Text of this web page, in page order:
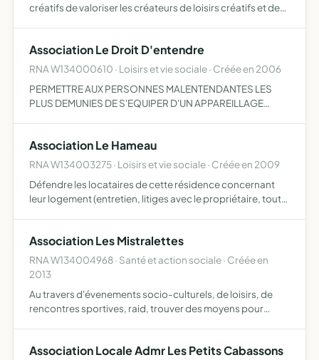
créatifs de valoriser les créateurs de loisirs créatifs et de
Association Le Droit D'entendre
RNA W134000610 · Loisirs et vie sociale · Créée en 2006
PERMETTRE AUX PERSONNES MALENTENDANTES LES
PLUS DEMUNIES DE S'EQUIPER D'UN APPAREILLAGE
MAINTENANCE TECHNIQUE DES APPAREILS COLLECTES
DISTRIBU…
Association Le Hameau
RNA W134003275 · Loisirs et vie sociale · Créée en 2009
Défendre les locataires de cette résidence concernant
leur logement (entretien, litiges avec le propriétaire, tout
Association Les Mistralettes
RNA W134004968 · Santé et action sociale · Créée en
2013
Au travers d'évenements socio-culturels, de loisirs, de
rencontres sportives, raid, trouver des moyens pour
sur l'im…
Association Locale Admr Les Petits Cabassons